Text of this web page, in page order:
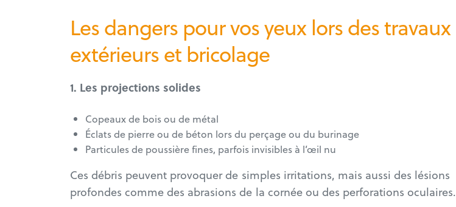
Les dangers pour vos yeux lors des travaux
extérieurs et bricolage
1. Les projections solides
Copeaux de bois ou de métal
Éclats de pierre ou de béton lors du perçage ou du burinage
Particules de poussière fines, parfois invisibles à l’œil nu
Ces débris peuvent provoquer de simples irritations, mais aussi des lésions
profondes comme des abrasions de la cornée ou des perforations oculaires.